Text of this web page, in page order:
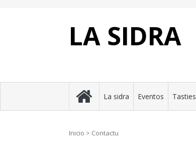
LA SIDRA
La sidra Eventos Tasties
Inicio > Contactu